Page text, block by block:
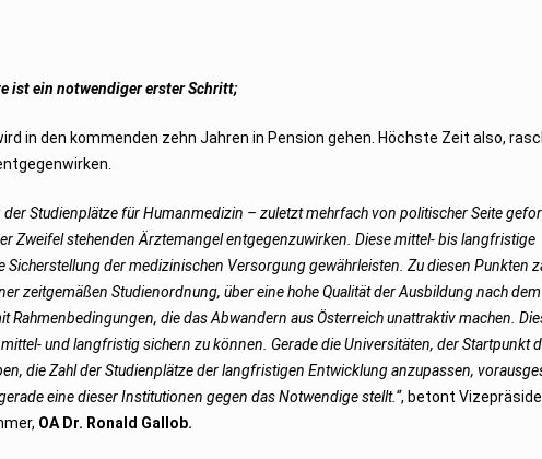
ist ein notwendiger erster Schritt;
in den kommenden zehn Jahren in Pension gehen. Höchste Zeit also,
Studienplätze für Humanmedizin – zuletzt mehrfach von politischer Seite
Zweifel stehenden Ärztemangel entgegenzuwirken. Diese mittel- bis langfristige
der medizinischen Versorgung gewährleisten. Zu diesen Punkten
zeitgemäßen Studienordnung, über eine hohe Qualität der Ausbildung nach dem
die das Abwandern aus Österreich unattraktiv machen.
und langfristig sichern zu können. Gerade die Universitäten, der Startpunkt
die Zahl der Studienplätze der langfristigen Entwicklung anzupassen,
eine dieser Institutionen gegen das Notwendige stellt.“, betont
OA Dr. Ronald Gallob.